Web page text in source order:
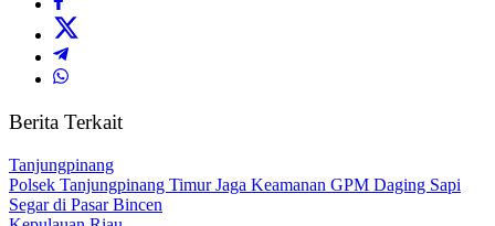
Berita Terkait
Tanjungpinang
Polsek Tanjungpinang Timur Jaga Keamanan GPM Daging Sapi
Segar di Pasar Bincen